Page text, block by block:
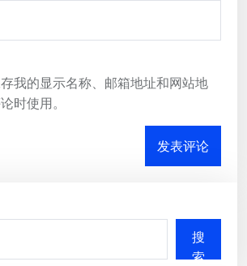
我的显示名称、邮箱地址和网站地
时使用。
搜
索